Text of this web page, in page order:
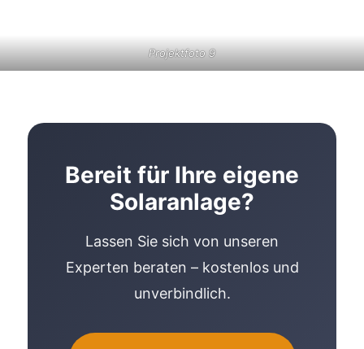
Projektfoto 9
Bereit für Ihre eigene
Solaranlage?
Lassen Sie sich von unseren
Experten beraten – kostenlos und
unverbindlich.